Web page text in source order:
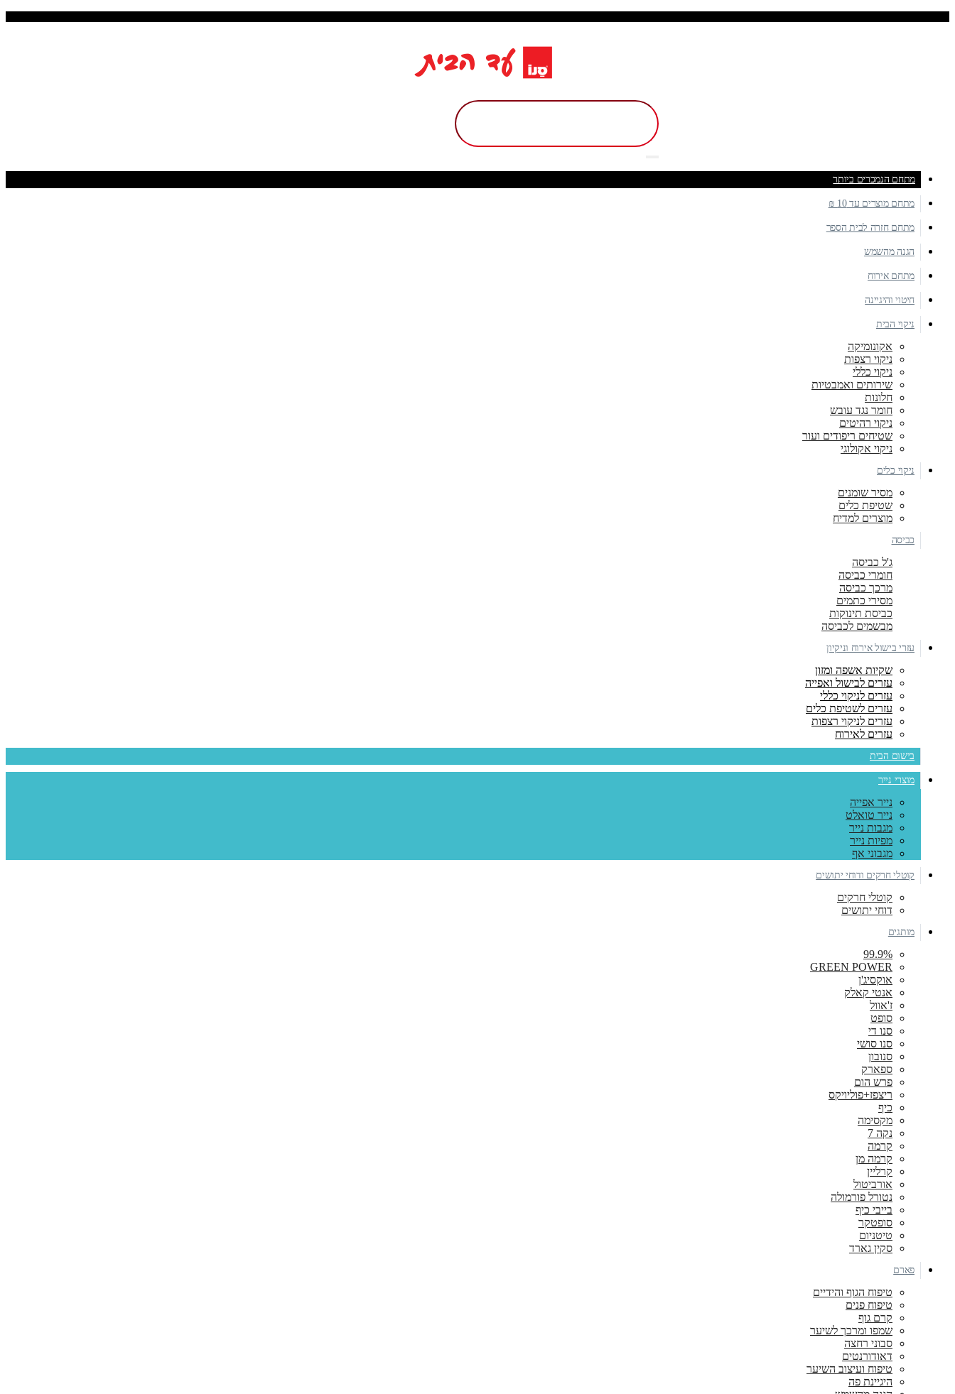
מתחם הנמכרים ביותר
מתחם מוצרים עד 10 ₪
מתחם חזרה לבית הספר
הגנה מהשמש
מתחם אירוח
חיטוי והיגיינה
ניקוי הבית
אקונומיקה
ניקוי רצפות
ניקוי כללי
שירותים ואמבטיות
חלונות
חומר נגד עובש
ניקוי רהיטים
שטיחים ריפודים ועור
ניקוי אקולוגי
ניקוי כלים
מסיר שומנים
שטיפת כלים
מוצרים למדיח
כביסה
ג'ל כביסה
חומרי כביסה
מרכך כביסה
מסירי כתמים
כביסת תינוקות
מבשמים לכביסה
עזרי בישול אירוח וניקיון
שקיות אשפה ומזון
עזרים לבישול ואפייה
עזרים לניקוי כללי
עזרים לשטיפת כלים
עזרים לניקוי רצפות
עזרים לאירוח
בישום הבית
מוצרי נייר
נייר אפייה
נייר טואלט
מגבות נייר
מפיות נייר
מגבוני אף
קוטלי חרקים ודוחי יתושים
קוטלי חרקים
דוחי יתושים
מותגים
99.9%
GREEN POWER
אוקסיג'ן
אנטי קאלק
ז'אוול
סופט
סנו די
סנו סושי
סנובון
ספארק
פרש הום
ריצפז+פוליויקס
כיף
מקסימה
נקה 7
קרמה
קרמה מן
קרליין
אורביטול
נטורל פורמולה
בייבי כיף
סופטקר
טיטניום
סקין גארד
פארם
טיפוח הגוף והידיים
טיפוח פנים
קרם גוף
שמפו ומרכך לשיער
סבוני רחצה
דאודורנטים
טיפוח ועיצוב השיער
היגיינת פה